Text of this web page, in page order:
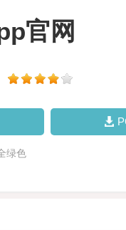
官网
绿色